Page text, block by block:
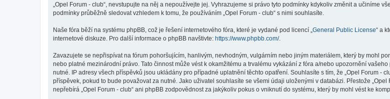
„Opel Forum - club“, nevstupujte na něj a nepoužívejte jej. Vyhrazujeme si právo tyto podmínky kdykoliv změnit a učiníme
podmínky průběžně sledovat vzhledem k tomu, že používáním „Opel Forum - club“ s nimi souhlasíte.
Naše fóra běží na systému phpBB, což je řešení internetového fóra, které je vydané pod licencí „General Public License“ a
internetové diskuze. Pro další informace o phpBB navštivte: https://www.phpbb.com/.
Zavazujete se nepřispívat na fórum pohoršujícím, hanlivým, nevhodným, vulgárním nebo jiným materiálem, který by mohl
nebo platné mezinárodní právo. Tato činnost může vést k okamžitému a trvalému vykázání z fóra a/nebo upozornění
nutné. IP adresy všech příspěvků jsou ukládány pro případné uplatnění těchto opatření. Souhlasíte s tím, že „Opel Forum -
příspěvek, pokud to bude považovat za nutné. Jako uživatel souhlasíte se všemi údaji uloženými v databázi. Přestože
nepřebírá „Opel Forum - club“ ani phpBB zodpovědnost za jakýkoliv pokus o vniknutí do systému, který by mohl vést ke